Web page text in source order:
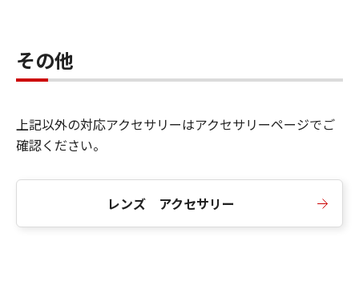
その他
上記以外の対応アクセサリーはアクセサリーページでご
確認ください。
レンズ アクセサリー